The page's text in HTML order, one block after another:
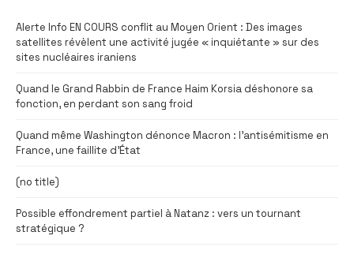
Alerte Info EN COURS conflit au Moyen Orient : Des images
satellites révèlent une activité jugée « inquiétante » sur des
sites nucléaires iraniens
Quand le Grand Rabbin de France Haim Korsia déshonore sa
fonction, en perdant son sang froid
Quand même Washington dénonce Macron : l’antisémitisme en
France, une faillite d’État
(no title)
Possible effondrement partiel à Natanz : vers un tournant
stratégique ?